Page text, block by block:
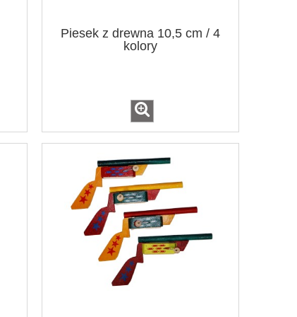
Piesek z drewna 10,5 cm / 4
kolory